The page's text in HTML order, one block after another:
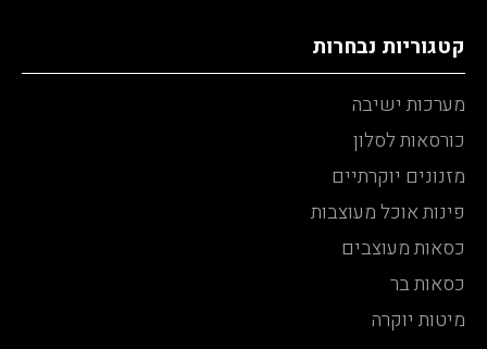
קטגוריות נבחרות
מערכות ישיבה
כורסאות לסלון
מזנונים יוקרתיים
פינות אוכל מעוצבות
כסאות מעוצבים
כסאות בר
מיטות יוקרה